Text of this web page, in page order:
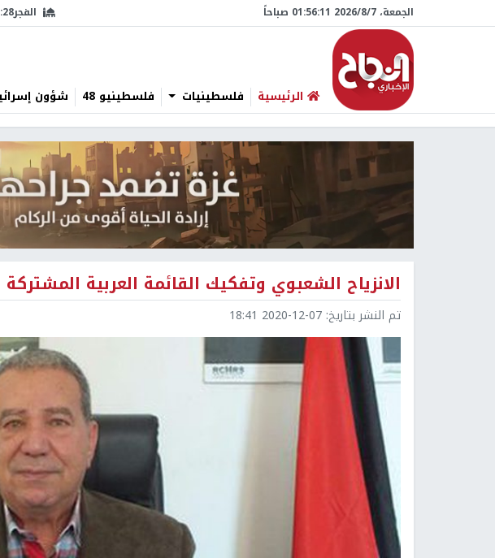
الجمعة، 7/‏8/‏2026 01:56:12 صباحاً الفجر
الرئيسية فلسطينيات فلسطينيو 48 شؤون
الانزياح الشعبوي وتفكيك القائمة العربية المشتركة
تم النشر بتاريخ: 2020-12-07 18:41